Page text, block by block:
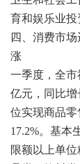
育和娱乐业投
四、消费市
涨
一季度，全
亿元，同比增
位实现商品零
17.2%。基本
限额以上单